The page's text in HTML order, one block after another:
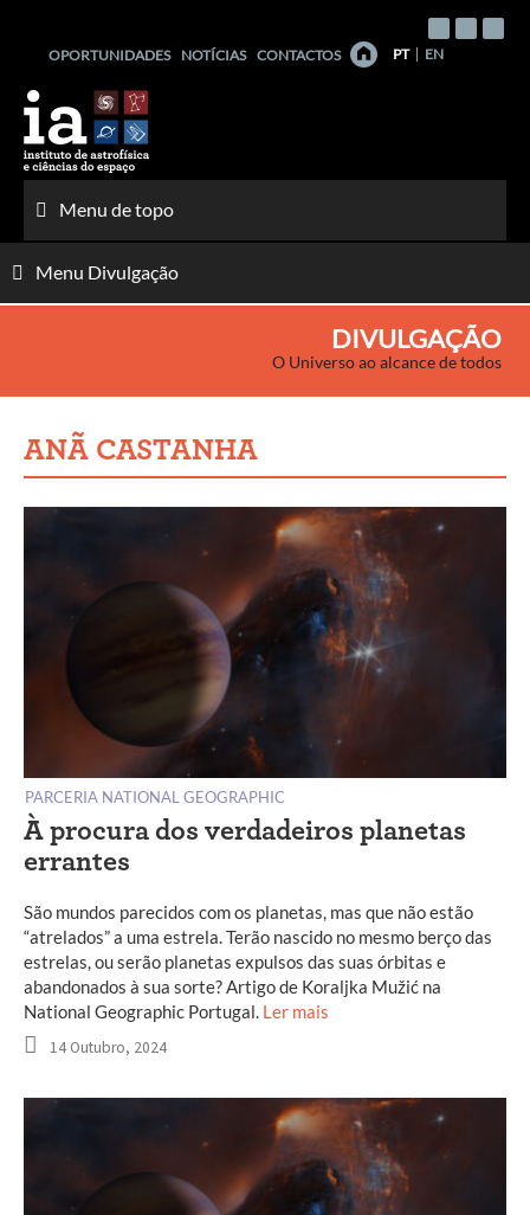
conteúdo
OPORTUNIDADES NOTÍCIAS CONTACTOS PT EN
Menu de topo
Menu Divulgação
DIVULGAÇÃO
O Universo ao alcance de todos
ANÃ CASTANHA
PARCERIA NATIONAL GEOGRAPHIC
À procura dos verdadeiros planetas
errantes
São mundos parecidos com os planetas, mas que não estão
“atrelados” a uma estrela. Terão nascido no mesmo berço das
estrelas, ou serão planetas expulsos das suas órbitas e
abandonados à sua sorte? Artigo de Koraljka Mužić na
National Geographic Portugal. Ler mais
14 Outubro, 2024